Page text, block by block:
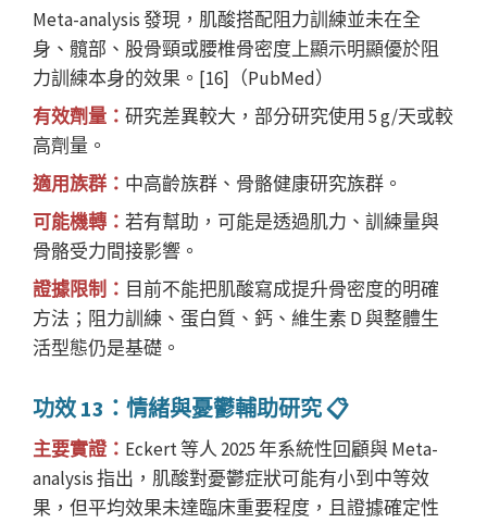
Meta-analysis 發現，肌酸搭配阻力訓練並未在全
身、髖部、股骨頸或腰椎骨密度上顯示明顯優於阻
力訓練本身的效果。[16]（PubMed）
有效劑量： 研究差異較大，部分研究使用 5 g/天或較
高劑量。
適用族群： 中高齡族群、骨骼健康研究族群。
可能機轉： 若有幫助，可能是透過肌力、訓練量與
骨骼受力間接影響。
證據限制： 目前不能把肌酸寫成提升骨密度的明確
方法；阻力訓練、蛋白質、鈣、維生素 D 與整體生
活型態仍是基礎。
功效 13：情緒與憂鬱輔助研究 📋
主要實證： Eckert 等人 2025 年系統性回顧與 Meta-
analysis 指出，肌酸對憂鬱症狀可能有小到中等效
果，但平均效果未達臨床重要程度，且證據確定性